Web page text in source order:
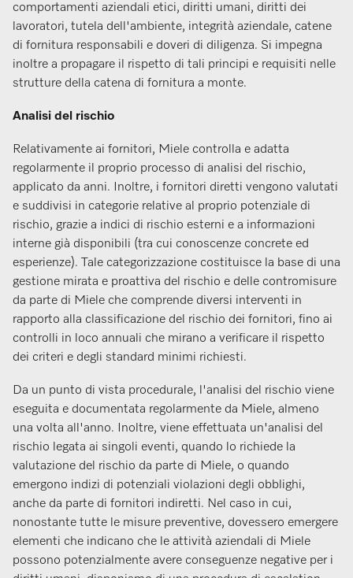
comportamenti aziendali etici, diritti umani, diritti dei
lavoratori, tutela dell'ambiente, integrità aziendale, catene
di fornitura responsabili e doveri di diligenza. Si impegna
inoltre a propagare il rispetto di tali principi e requisiti nelle
strutture della catena di fornitura a monte.
Analisi del rischio
Relativamente ai fornitori, Miele controlla e adatta
regolarmente il proprio processo di analisi del rischio,
applicato da anni. Inoltre, i fornitori diretti vengono valutati
e suddivisi in categorie relative al proprio potenziale di
rischio, grazie a indici di rischio esterni e a informazioni
interne già disponibili (tra cui conoscenze concrete ed
esperienze). Tale categorizzazione costituisce la base di una
gestione mirata e proattiva del rischio e delle contromisure
da parte di Miele che comprende diversi interventi in
rapporto alla classificazione del rischio dei fornitori, fino ai
controlli in loco annuali che mirano a verificare il rispetto
dei criteri e degli standard minimi richiesti.
Da un punto di vista procedurale, l'analisi del rischio viene
eseguita e documentata regolarmente da Miele, almeno
una volta all'anno. Inoltre, viene effettuata un'analisi del
rischio legata ai singoli eventi, quando lo richiede la
valutazione del rischio da parte di Miele, o quando
emergono indizi di potenziali violazioni degli obblighi,
anche da parte di fornitori indiretti. Nel caso in cui,
nonostante tutte le misure preventive, dovessero emergere
elementi che indicano che le attività aziendali di Miele
possono potenzialmente avere conseguenze negative per i